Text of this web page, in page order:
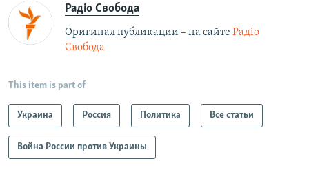
Радіо Свобода
Оригинал публикации – на сайте Радіо
Свобода
This item is part of
Украина Россия Политика Все статьи
Война России против Украины